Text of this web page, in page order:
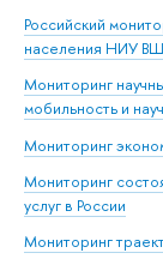
Российский
населения НИУ
Мониторинг
мобильность и
Мониторинг
Мониторинг
услуг в России
Мониторинг